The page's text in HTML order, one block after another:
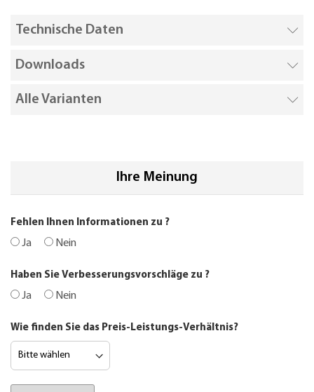
Technische Daten
Downloads
Alle Varianten
Ihre Meinung
Fehlen Ihnen Informationen zu ?
Ja Nein
Haben Sie Verbesserungsvorschläge zu ?
Ja Nein
Wie finden Sie das Preis-Leistungs-Verhältnis?